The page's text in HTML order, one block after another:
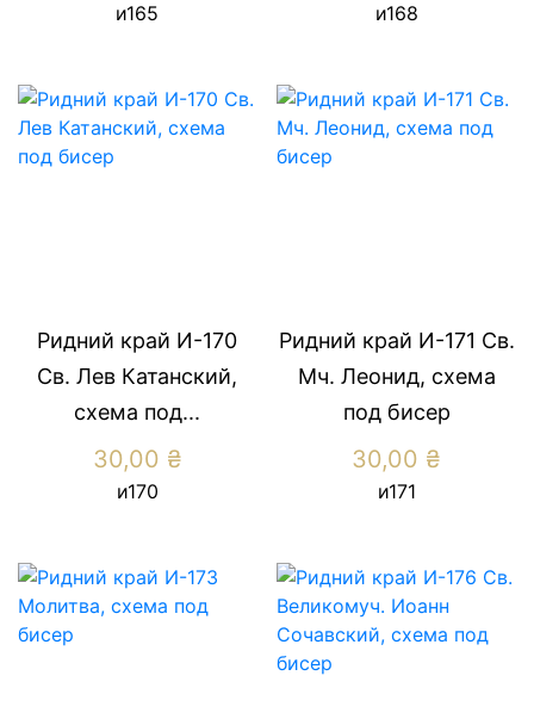
и165 и168
Ридний край И-170
Св. Лев Катанский,
схема под...
30,00 ₴
и170
Ридний край И-171 Св.
Мч. Леонид, схема
под бисер
30,00 ₴
и171